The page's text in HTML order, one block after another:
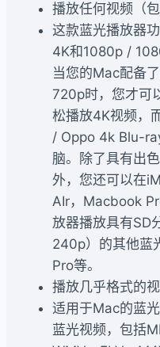
播放任何视频（
这款蓝光播放器
4K和1080p /
当您的Mac配备
720p时，您才可
松播放4K视频，
/ Oppo 4k Blu-
脑。除了具有出
外，您还可以在
AIr，Macbook
放器播放具有SD
240p）的其他蓝
Pro等。
播放几乎格式的
适用于Mac的蓝
蓝光视频，包括